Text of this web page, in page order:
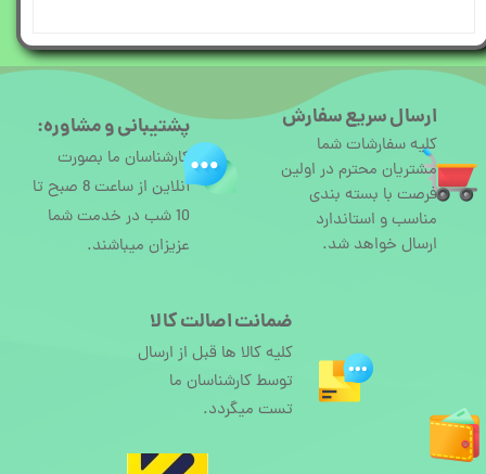
ارسال سریع سفارش
کلیه سفارشات شما
مشتریان محترم در اولین
فرصت با بسته بندی
مناسب و استاندارد
ارسال خواهد شد.
پشتیبانی و مشاوره:
کارشناسان ما بصورت
آنلاین از ساعت 8 صبح تا
10 شب در خدمت شما
عزیزان میباشند.
ضمانت اصالت کالا
کلیه کالا ها قبل از ارسال
توسط کارشناسان ما
تست میگردد.